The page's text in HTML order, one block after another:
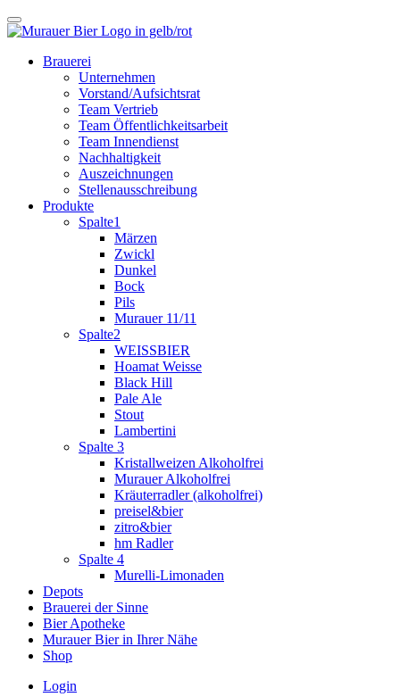
Brauerei
Unternehmen
Vorstand/Aufsichtsrat
Team Vertrieb
Team Öffentlichkeitsarbeit
Team Innendienst
Nachhaltigkeit
Auszeichnungen
Stellenausschreibung
Produkte
Spalte1
Märzen
Zwickl
Dunkel
Bock
Pils
Murauer 11/11
Spalte2
WEISSBIER
Hoamat Weisse
Black Hill
Pale Ale
Stout
Lambertini
Spalte 3
Kristallweizen Alkoholfrei
Murauer Alkoholfrei
Kräuterradler (alkoholfrei)
preisel&bier
zitro&bier
hm Radler
Spalte 4
Murelli-Limonaden
Depots
Brauerei der Sinne
Bier Apotheke
Murauer Bier in Ihrer Nähe
Shop
Login